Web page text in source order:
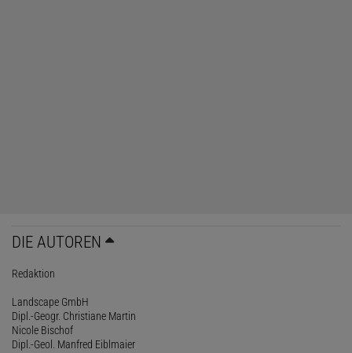
DIE AUTOREN
Redaktion
Landscape GmbH
Dipl.-Geogr. Christiane Martin
Nicole Bischof
Dipl.-Geol. Manfred Eiblmaier